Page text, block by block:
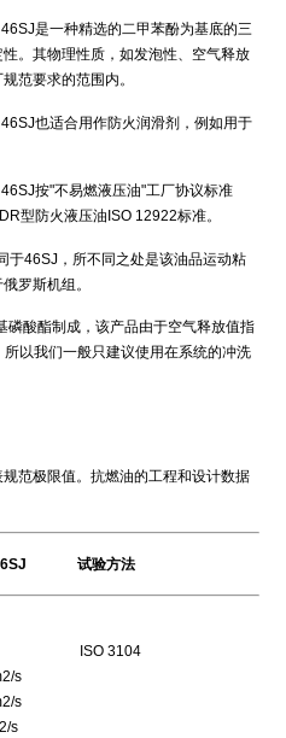
是一种精选的二甲苯酚为基底的三
性。其物理性质，如发泡性、空气释放
范要求的范围内。
也适合用作防火润滑剂，例如用于
按"不易燃液压油"工厂协议标准
型防火液压油ISO 12922标准。
于46SJ，所不同之处是该油品运动粘
罗斯机组。
磷酸酯制成，该产品由于空气释放值指
以我们一般只建议使用在系统的冲洗
范极限值。抗燃油的工程和设计数据
试验方法
3104
s
s
s